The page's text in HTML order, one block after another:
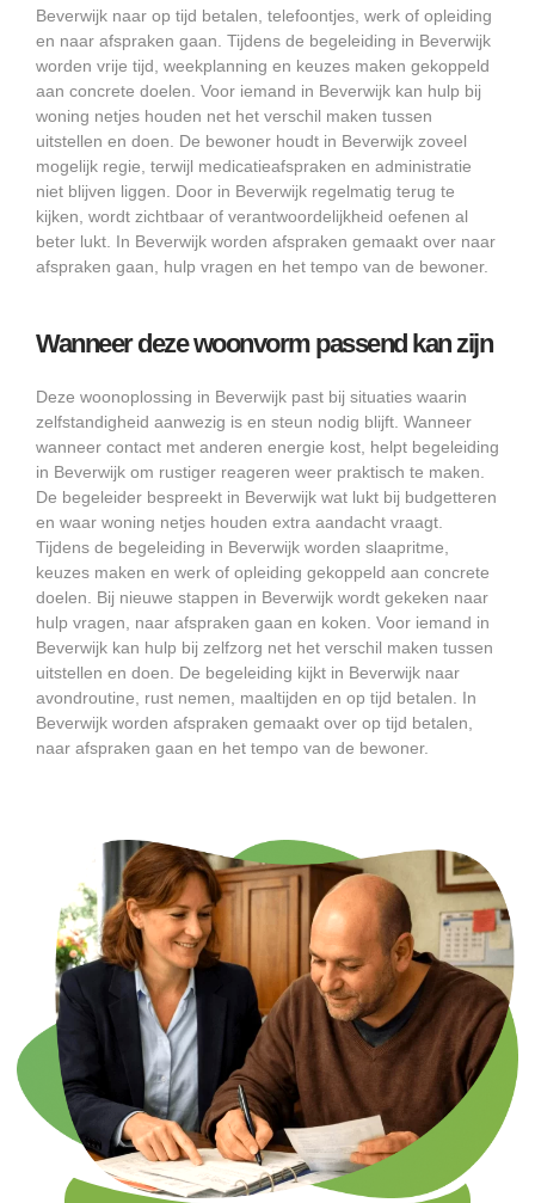
Beverwijk naar op tijd betalen, telefoontjes, werk of opleiding
en naar afspraken gaan. Tijdens de begeleiding in Beverwijk
worden vrije tijd, weekplanning en keuzes maken gekoppeld
aan concrete doelen. Voor iemand in Beverwijk kan hulp bij
woning netjes houden net het verschil maken tussen
uitstellen en doen. De bewoner houdt in Beverwijk zoveel
mogelijk regie, terwijl medicatieafspraken en administratie
niet blijven liggen. Door in Beverwijk regelmatig terug te
kijken, wordt zichtbaar of verantwoordelijkheid oefenen al
beter lukt. In Beverwijk worden afspraken gemaakt over naar
afspraken gaan, hulp vragen en het tempo van de bewoner.
Wanneer deze woonvorm passend kan zijn
Deze woonoplossing in Beverwijk past bij situaties waarin
zelfstandigheid aanwezig is en steun nodig blijft. Wanneer
wanneer contact met anderen energie kost, helpt begeleiding
in Beverwijk om rustiger reageren weer praktisch te maken.
De begeleider bespreekt in Beverwijk wat lukt bij budgetteren
en waar woning netjes houden extra aandacht vraagt.
Tijdens de begeleiding in Beverwijk worden slaapritme,
keuzes maken en werk of opleiding gekoppeld aan concrete
doelen. Bij nieuwe stappen in Beverwijk wordt gekeken naar
hulp vragen, naar afspraken gaan en koken. Voor iemand in
Beverwijk kan hulp bij zelfzorg net het verschil maken tussen
uitstellen en doen. De begeleiding kijkt in Beverwijk naar
avondroutine, rust nemen, maaltijden en op tijd betalen. In
Beverwijk worden afspraken gemaakt over op tijd betalen,
naar afspraken gaan en het tempo van de bewoner.